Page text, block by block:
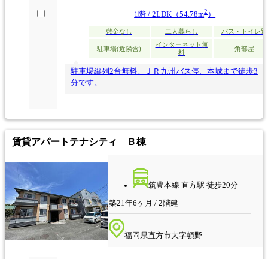
1階 / 2LDK（54.78m2）
敷金なし 二人暮らし バス・トイレ別
駐車場(近隣含)
インターネット無
料
角部屋
駐車場縦列2台無料。ＪＲ九州バス停、本城まで徒歩3
分です。
賃貸アパート テナシティ Ｂ棟
筑豊本線 直方駅 徒歩20分
築21年6ヶ月 / 2階建
福岡県直方市大字頓野